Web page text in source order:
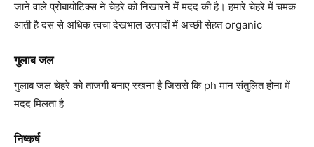
जाने वाले प्रोबायोटिक्स ने चेहरे को निखारने में मदद की है। हमारे चेहरे में चमक
आती है दस से अधिक त्वचा देखभाल उत्पादों में अच्छी सेहत organic
गुलाब जल
गुलाब जल चेहरे को ताजगी बनाए रखना है जिससे कि ph मान संतुलित होना में
मदद मिलता है
निष्कर्ष